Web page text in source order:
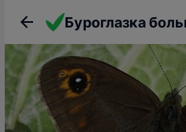
Буроглазка